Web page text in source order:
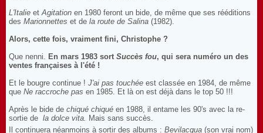
L'Italie etAgitation en 1980 feront un bide, de même que ses rééditions
des Marionnettes et de la route de Salina (1982).
Alors, cette fois, vraiment fini, Christophe ?
Que nenni. En mars 1983 sort Succès fou, qui sera numéro un des
ventes françaises à l'été !
Et le bougre continue ! J'ai pas touchée est classée en 1984, de même
que Ne raccroche pas en 1985. Et là on est déjà dans le top 50 !!!
Après le bide de chiqué chiqué en 1988, il entame les 90's avec la re-
sortie de la dolce vita. Mais sans succès.
Il continuera néanmoins à sortir des albums : Bevilacqua (son vrai nom)